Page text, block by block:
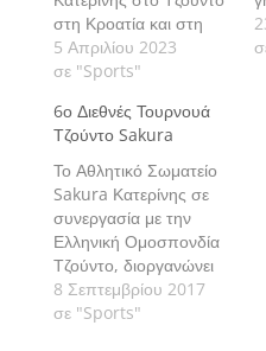
στη Κροατία και στη
Σερβία.
5 Απριλίου 2023
σε "Sports"
6ο Διεθνές Τουρνουά
Τζούντο Sakura
Το Αθλητικό Σωματείο
Sakura Κατερίνης σε
συνεργασία με την
Ελληνική Ομοσπονδία
Τζούντο, διοργανώνει
το 6ο Διεθνές
Τουρνουά Τζούντο
8 Σεπτεμβρίου 2017
σε "Sports"